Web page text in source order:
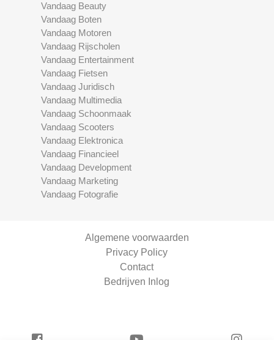
Vandaag Beauty
Vandaag Boten
Vandaag Motoren
Vandaag Rijscholen
Vandaag Entertainment
Vandaag Fietsen
Vandaag Juridisch
Vandaag Multimedia
Vandaag Schoonmaak
Vandaag Scooters
Vandaag Elektronica
Vandaag Financieel
Vandaag Development
Vandaag Marketing
Vandaag Fotografie
Algemene voorwaarden
Privacy Policy
Contact
Bedrijven Inlog